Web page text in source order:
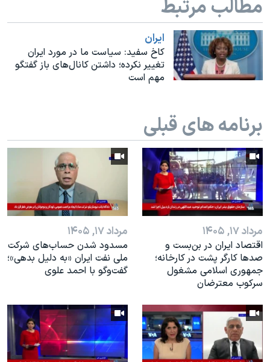
نرگس محمدی برنده جایزه نوبل صلح
همایش محافظه‌کاران آمریکا «سی‌پک»
صفحه‌های ویژه
مطالب مرتبط
ايران
کاخ سفید: سیاست ما در مورد ایران
تغییر نکرده؛ داشتن کانال‌های باز گفتگو
مهم است
برنامه های قبلی
مرداد ۱۷, ۱۴۰۵
اقتصاد ایران در بن‌بست و
صدها کارگر پشت در کارخانه؛
جمهوری اسلامی مشغول
سرکوب معترضان
مرداد ۱۷, ۱۴۰۵
مسدود شدن حساب‌های شرکت
ملی نفت ایران «به دلیل بدهی»؛
گفت‌و‌گو با احمد علوی